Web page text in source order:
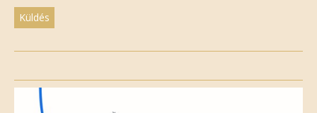
field
empty.